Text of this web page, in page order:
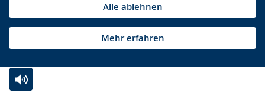
Alle ablehnen
Mehr erfahren